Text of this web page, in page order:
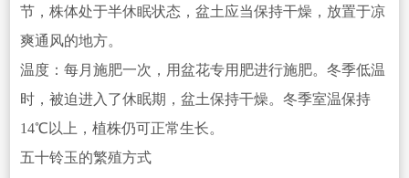
节，株体处于半休眠状态，盆土应当保持干燥，放置于凉
爽通风的地方。
温度：每月施肥一次，用盆花专用肥进行施肥。冬季低温
时，被迫进入了休眠期，盆土保持干燥。冬季室温保持
14℃以上，植株仍可正常生长。
五十铃玉的繁殖方式